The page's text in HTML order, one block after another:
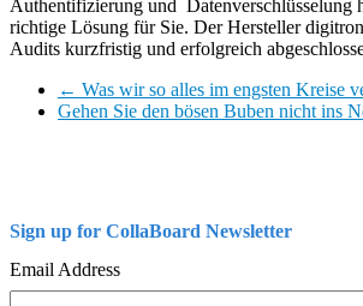
Authentifizierung und Datenverschlüsselung
richtige Lösung für Sie. Der Hersteller
Audits kurzfristig und erfolgreich
← Was wir so alles im engsten Kreise
Gehen Sie den bösen Buben nicht ins
Sign up for CollaBoard Newsletter
Email Address